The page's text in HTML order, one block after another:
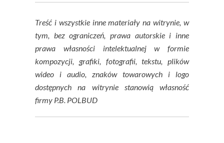
Treść i wszystkie inne materiały na witrynie, w
tym, bez ograniczeń, prawa autorskie i inne
prawa własności intelektualnej w formie
kompozycji, grafiki, fotografii, tekstu, plików
wideo i audio, znaków towarowych i logo
dostępnych na witrynie stanowią własność
firmy P.B. POLBUD